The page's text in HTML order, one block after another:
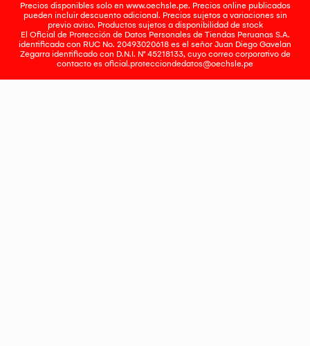
Precios disponibles solo en www.oechsle.pe. Precios online publicados
pueden incluir descuento adicional. Precios sujetos a variaciones sin
previo aviso. Productos sujetos a disponibilidad de stock
El Oficial de Protección de Datos Personales de Tiendas Peruanas S.A.
identificada con RUC No. 20493020618 es el señor Juan Diego Gavelan
Zegarra identificado con D.N.I. N° 45218133, cuyo correo corporativo de
contacto es oficial.protecciondedatos@oechsle.pe